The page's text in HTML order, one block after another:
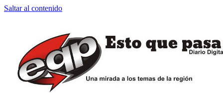
Saltar al contenido